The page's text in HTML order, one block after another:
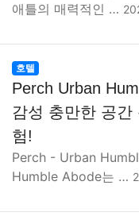
애틀의 매력적인 …
호텔
Perch Urban
감성 충만한 공간
험!
Perch - Urban
Humble Abode는 …